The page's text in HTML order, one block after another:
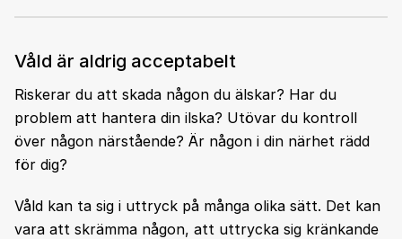
Våld är aldrig acceptabelt
Riskerar du att skada någon du älskar? Har du
problem att hantera din ilska? Utövar du kontroll
över någon närstående? Är någon i din närhet rädd
för dig?
Våld kan ta sig i uttryck på många olika sätt. Det kan
vara att skrämma någon, att uttrycka sig kränkande